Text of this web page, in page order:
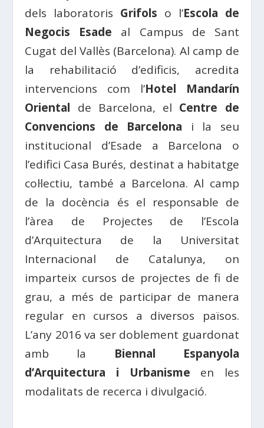
dels laboratoris Grifols o l’Escola de
Negocis Esade al Campus de Sant
Cugat del Vallès (Barcelona). Al camp de
la rehabilitació d’edificis, acredita
intervencions com l’Hotel Mandarín
Oriental de Barcelona, ​​el Centre de
Convencions de Barcelona i la seu
institucional d’Esade a Barcelona o
l’edifici Casa Burés, destinat a habitatge
col·lectiu, també a Barcelona. Al camp
de la docència és el responsable de
l’àrea de Projectes de l’Escola
d’Arquitectura de la Universitat
Internacional de Catalunya, on
imparteix cursos de projectes de fi de
grau, a més de participar de manera
regular en cursos a diversos països.
L’any 2016 va ser doblement guardonat
amb la Biennal Espanyola
d’Arquitectura i Urbanisme en les
modalitats de recerca i divulgació.